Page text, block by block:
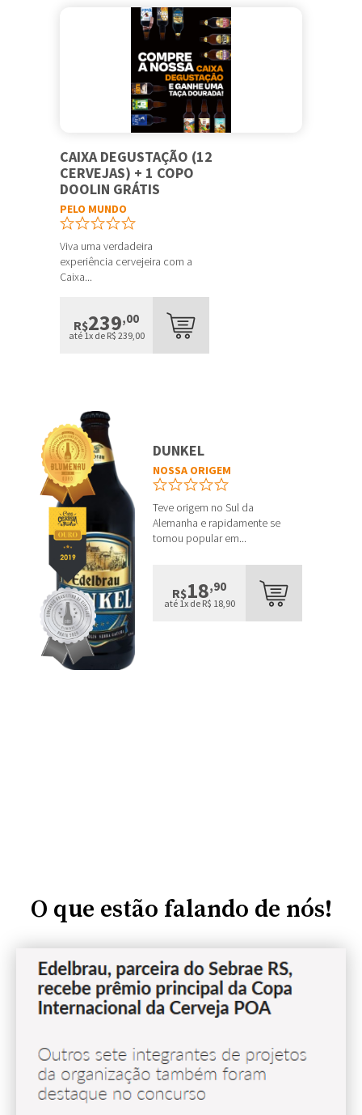
CAIXA DEGUSTAÇÃO (12
CERVEJAS) + 1 COPO
DOOLIN GRÁTIS
PELO MUNDO
Viva uma verdadeira
experiência cervejeira com a
Caixa...
R$239,00
até 1x de R$ 239,00
DUNKEL
NOSSA ORIGEM
Teve origem no Sul da
Alemanha e rapidamente se
tornou popular em...
R$18,90
até 1x de R$ 18,90
O que estão falando de nós!